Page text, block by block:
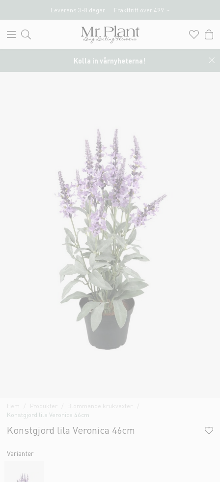
Leverans 3-8 dagar Fraktfritt över 499 :-
Kolla in vårnyheterna!
Hem Produkter
Blommande krukväxter
Konstgjord lila Veronica 46cm
Konstgjord lila Veronica 46cm
Varianter